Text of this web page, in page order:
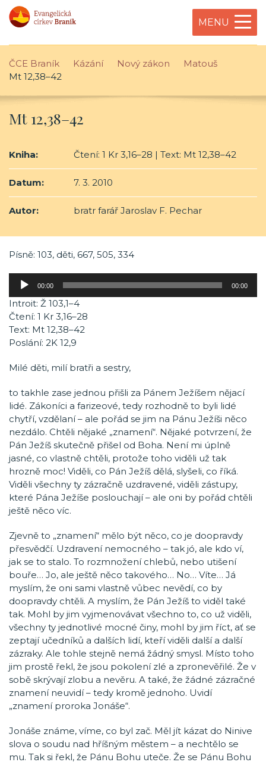
MENU
ČCE Braník Kázání Nový zákon
Matouš
Mt 12,38–42
Mt 12,38–42
Kniha: Čtení: 1 Kr 3,16–28 | Text: Mt 12,38–42
Datum: 7. 3. 2010
Autor: bratr farář Jaroslav F. Pechar
Písně: 103, děti, 667, 505, 334
Audio
00:00 00:00
Introit: Ž 103,1–4
Čtení: 1 Kr 3,16–28
Text: Mt 12,38–42
Poslání: 2K 12,9
Milé děti, milí bratři a sestry,
to takhle zase jednou přišli za Pánem Ježíšem nějací
lidé. Zákoníci a farizeové, tedy rozhodně to byli lidé
chytří, vzdělaní – ale pořád se jim na Pánu Ježíši něco
nezdálo. Chtěli nějaké „znamení“. Nějaké potvrzení, že
Pán Ježíš skutečně přišel od Boha. Není mi úplně
jasné, co vlastně chtěli, protože toho viděli už tak
hrozně moc! Viděli, co Pán Ježíš dělá, slyšeli, co říká.
Viděli všechny ty zázračně uzdravené, viděli zástupy,
které Pána Ježíše poslouchají – ale oni by pořád chtěli
ještě něco víc.
Zjevně to „znamení“ mělo být něco, co je doopravdy
přesvědčí. Uzdravení nemocného – tak jó, ale kdo ví,
jak se to stalo. To rozmnožení chlebů, nebo utišení
bouře… Jo, ale ještě něco takového… No… Víte… Já
myslím, že oni sami vlastně vůbec nevědí, co by
doopravdy chtěli. A myslím, že Pán Ježíš to viděl také
tak. Mohl by jim vyjmenovávat všechno to, co už viděli,
všechny ty jednotlivé mocné činy, mohl by jim říct, ať se
zeptají učedníků a dalších lidí, kteří viděli další a další
zázraky. Ale tohle stejně nemá žádný smysl. Místo toho
jim prostě řekl, že jsou pokolení zlé a zpronevěřilé. Že v
sobě skrývají zlobu a nevěru. A také, že žádné zázračné
znamení neuvidí – tedy kromě jednoho. Uvidí
„znamení proroka Jonáše“.
Jonáše známe, víme, co byl zač. Měl jít kázat do Ninive
slova o soudu nad hříšným městem – a nechtělo se
mu. Tak si řekl, že Pánu Bohu uteče. Že se Pánu Bohu